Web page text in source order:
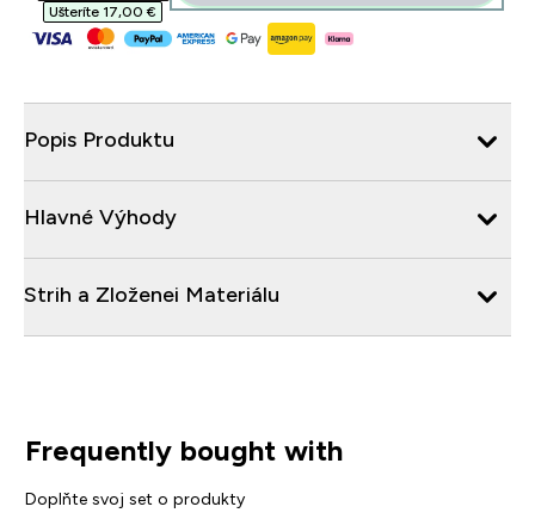
Ušteríte 17,00 €‎
Popis Produktu
Hlavné Výhody
Strih a Zloženei Materiálu
Frequently bought with
Doplňte svoj set o produkty